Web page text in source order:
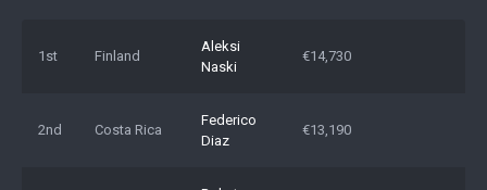
1st Finland
Aleksi
Naski
€14,730
2nd Costa Rica
Federico
Diaz
€13,190